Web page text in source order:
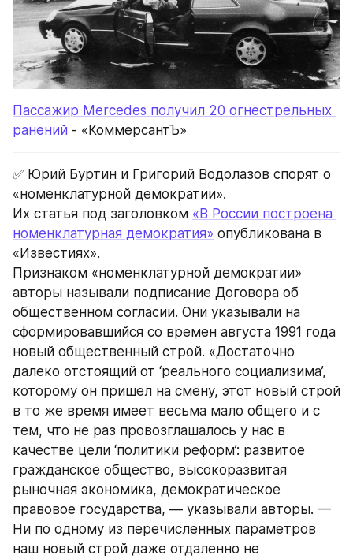
Пассажир Mercedes получил 20 огнестрельных
ранений - «КоммерсантЪ»
✅ Юрий Буртин и Григорий Водолазов спорят о
«номенклатурной демократии».
Их статья под заголовком «В России построена
номенклатурная демократия» опубликована в
«Известиях».
Признаком «номенклатурной демократии»
авторы называли подписание Договора об
общественном согласии. Они указывали на
сформировавшийся со времен августа 1991 года
новый общественный строй. «Достаточно
далеко отстоящий от ‘реального социализима’,
которому он пришел на смену, этот новый строй
в то же время имеет весьма мало общего и с
тем, что не раз провозглашалось у нас в
качестве цели ‘политики реформ’: развитое
гражданское общество, высокоразвитая
рыночная экономика, демократическое
правовое государства, — указывали авторы. —
Ни по одному из перечисленных параметров
наш новый строй даже отдаленно не